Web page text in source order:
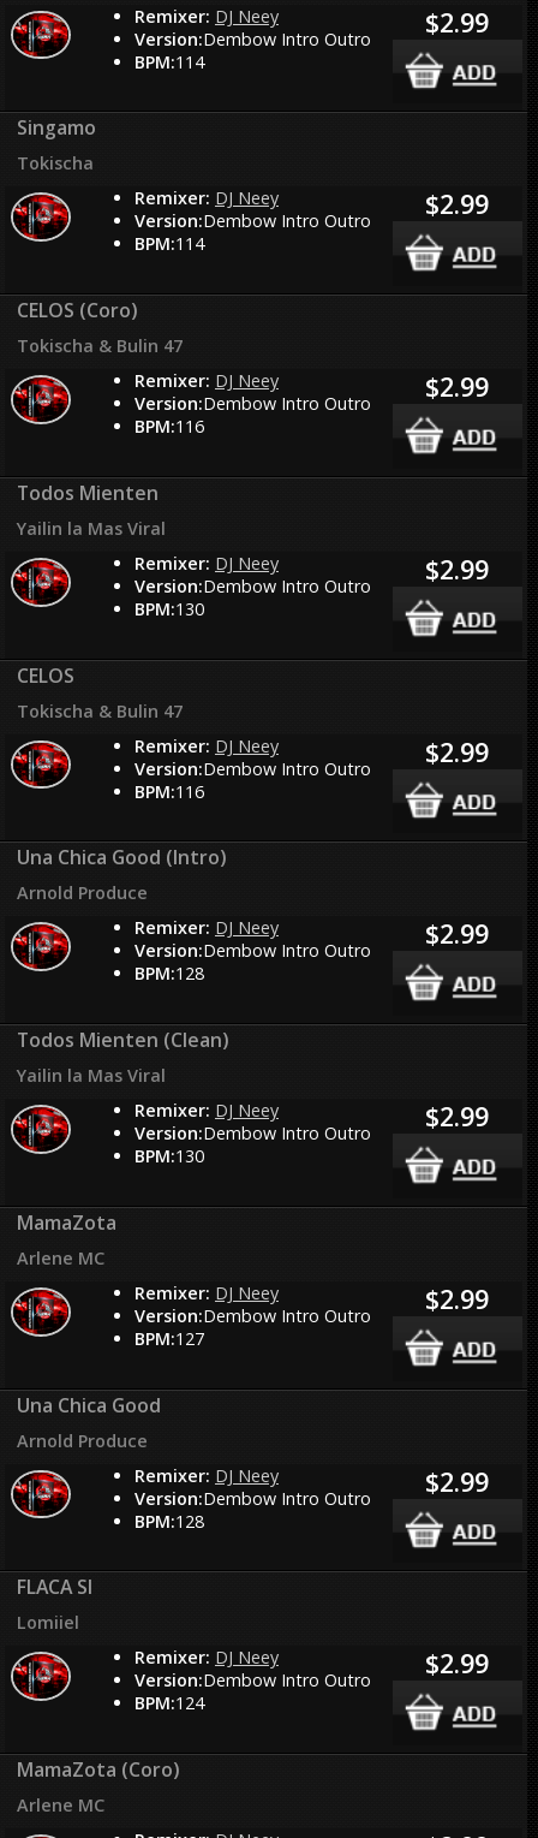
Remixer: DJ Neey
Version:Dembow Intro Outro
BPM:114
$2.99
Singamo
Tokischa
Remixer: DJ Neey
Version:Dembow Intro Outro
BPM:114
$2.99
CELOS (Coro)
Tokischa & Bulin 47
Remixer: DJ Neey
Version:Dembow Intro Outro
BPM:116
$2.99
Todos Mienten
Yailin la Mas Viral
Remixer: DJ Neey
Version:Dembow Intro Outro
BPM:130
$2.99
CELOS
Tokischa & Bulin 47
Remixer: DJ Neey
Version:Dembow Intro Outro
BPM:116
$2.99
Una Chica Good (Intro)
Arnold Produce
Remixer: DJ Neey
Version:Dembow Intro Outro
BPM:128
$2.99
Todos Mienten (Clean)
Yailin la Mas Viral
Remixer: DJ Neey
Version:Dembow Intro Outro
BPM:130
$2.99
MamaZota
Arlene MC
Remixer: DJ Neey
Version:Dembow Intro Outro
BPM:127
$2.99
Una Chica Good
Arnold Produce
Remixer: DJ Neey
Version:Dembow Intro Outro
BPM:128
$2.99
FLACA SI
Lomiiel
Remixer: DJ Neey
Version:Dembow Intro Outro
BPM:124
$2.99
MamaZota (Coro)
Arlene MC